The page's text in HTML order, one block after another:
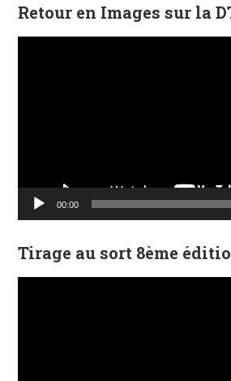
Retour en Images sur la
00:00
Tirage au sort 8ème